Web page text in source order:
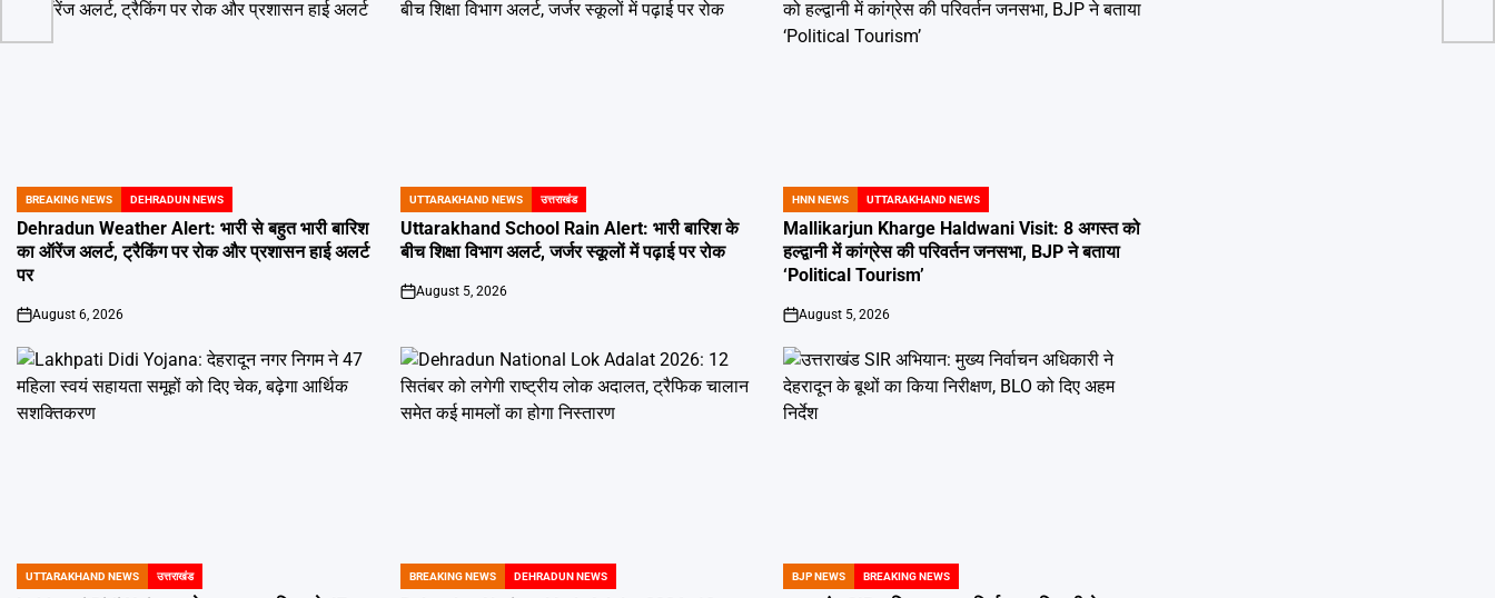
POSTED
IN
BREAKING NEWS DEHRADUN NEWS
Dehradun Weather Alert: भारी से बहुत भारी बारिश
का ऑरेंज अलर्ट, ट्रैकिंग पर रोक और प्रशासन हाई अलर्ट
पर
on
August 6, 2026
POSTED
IN
UTTARAKHAND NEWS उत्तराखंड
Uttarakhand School Rain Alert: भारी बारिश के
बीच शिक्षा विभाग अलर्ट, जर्जर स्कूलों में पढ़ाई पर रोक
on
August 5, 2026
POSTED
IN
HNN NEWS UTTARAKHAND NEWS
Mallikarjun Kharge Haldwani Visit: 8 अगस्त को
हल्द्वानी में कांग्रेस की परिवर्तन जनसभा, BJP ने बताया
‘Political Tourism’
on
August 5, 2026
POSTED
UTTARAKHAND NEWS उत्तराखंड
POSTED
BREAKING NEWS DEHRADUN NEWS
POSTED
BJP NEWS BREAKING NEWS